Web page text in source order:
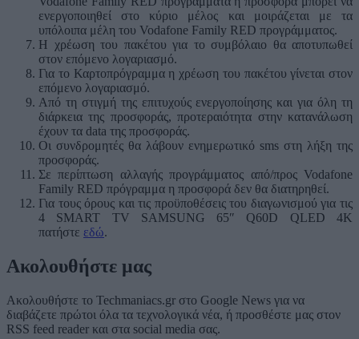
ενεργοποιηθεί στο κύριο μέλος και μοιράζεται με τα
υπόλοιπα μέλη του Vodafone Family RED προγράμματος.
Η χρέωση του πακέτου για το συμβόλαιο θα αποτυπωθεί
στον επόμενο λογαριασμό.
Για το Καρτοπρόγραμμα η χρέωση του πακέτου γίνεται στον
επόμενο λογαριασμό.
Από τη στιγμή της επιτυχούς ενεργοποίησης και για όλη τη
διάρκεια της προσφοράς, προτεραιότητα στην κατανάλωση
έχουν τα data της προσφοράς.
Οι συνδρομητές θα λάβουν ενημερωτικό sms στη λήξη της
προσφοράς.
Σε περίπτωση αλλαγής προγράμματος από/προς Vodafone
Family RED πρόγραμμα η προσφορά δεν θα διατηρηθεί.
Για τους όρους και τις προϋποθέσεις του διαγωνισμού για τις
4 SMART TV SAMSUNG 65″ Q60D QLED 4K
πατήστε εδώ.
Ακολουθήστε μας
Ακολουθήστε το Techmaniacs.gr στο Google News για να
διαβάζετε πρώτοι όλα τα τεχνολογικά νέα, ή προσθέστε μας στον
RSS feed reader και στα social media σας.